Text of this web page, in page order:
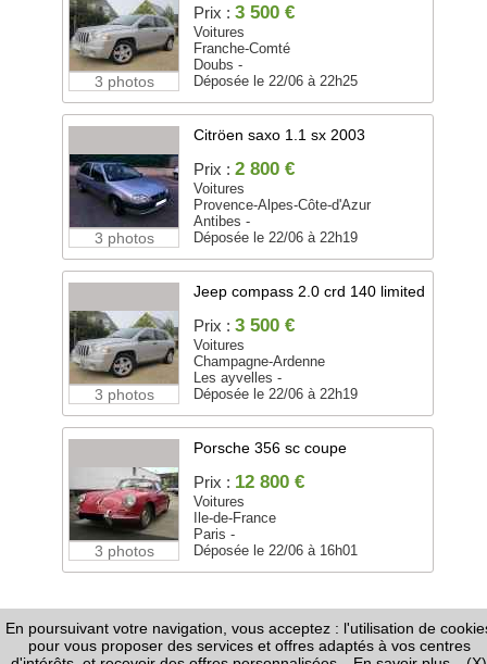
3 photos
Prix : 3 500 €
Voitures
Franche-Comté
Doubs -
Déposée le 22/06 à 22h25
3 photos
Citröen saxo 1.1 sx 2003
Prix : 2 800 €
Voitures
Provence-Alpes-Côte-d'Azur
Antibes -
Déposée le 22/06 à 22h19
3 photos
Jeep compass 2.0 crd 140 limited
Prix : 3 500 €
Voitures
Champagne-Ardenne
Les ayvelles -
Déposée le 22/06 à 22h19
3 photos
Porsche 356 sc coupe
Prix : 12 800 €
Voitures
Ile-de-France
Paris -
Déposée le 22/06 à 16h01
FAQ -Règles de Diffusion-Informations Légales /
CGU- Page Google+ -Nous contacter
En poursuivant votre navigation, vous acceptez : l'utilisation de
pour vous proposer des services et offres adaptés à vos centres